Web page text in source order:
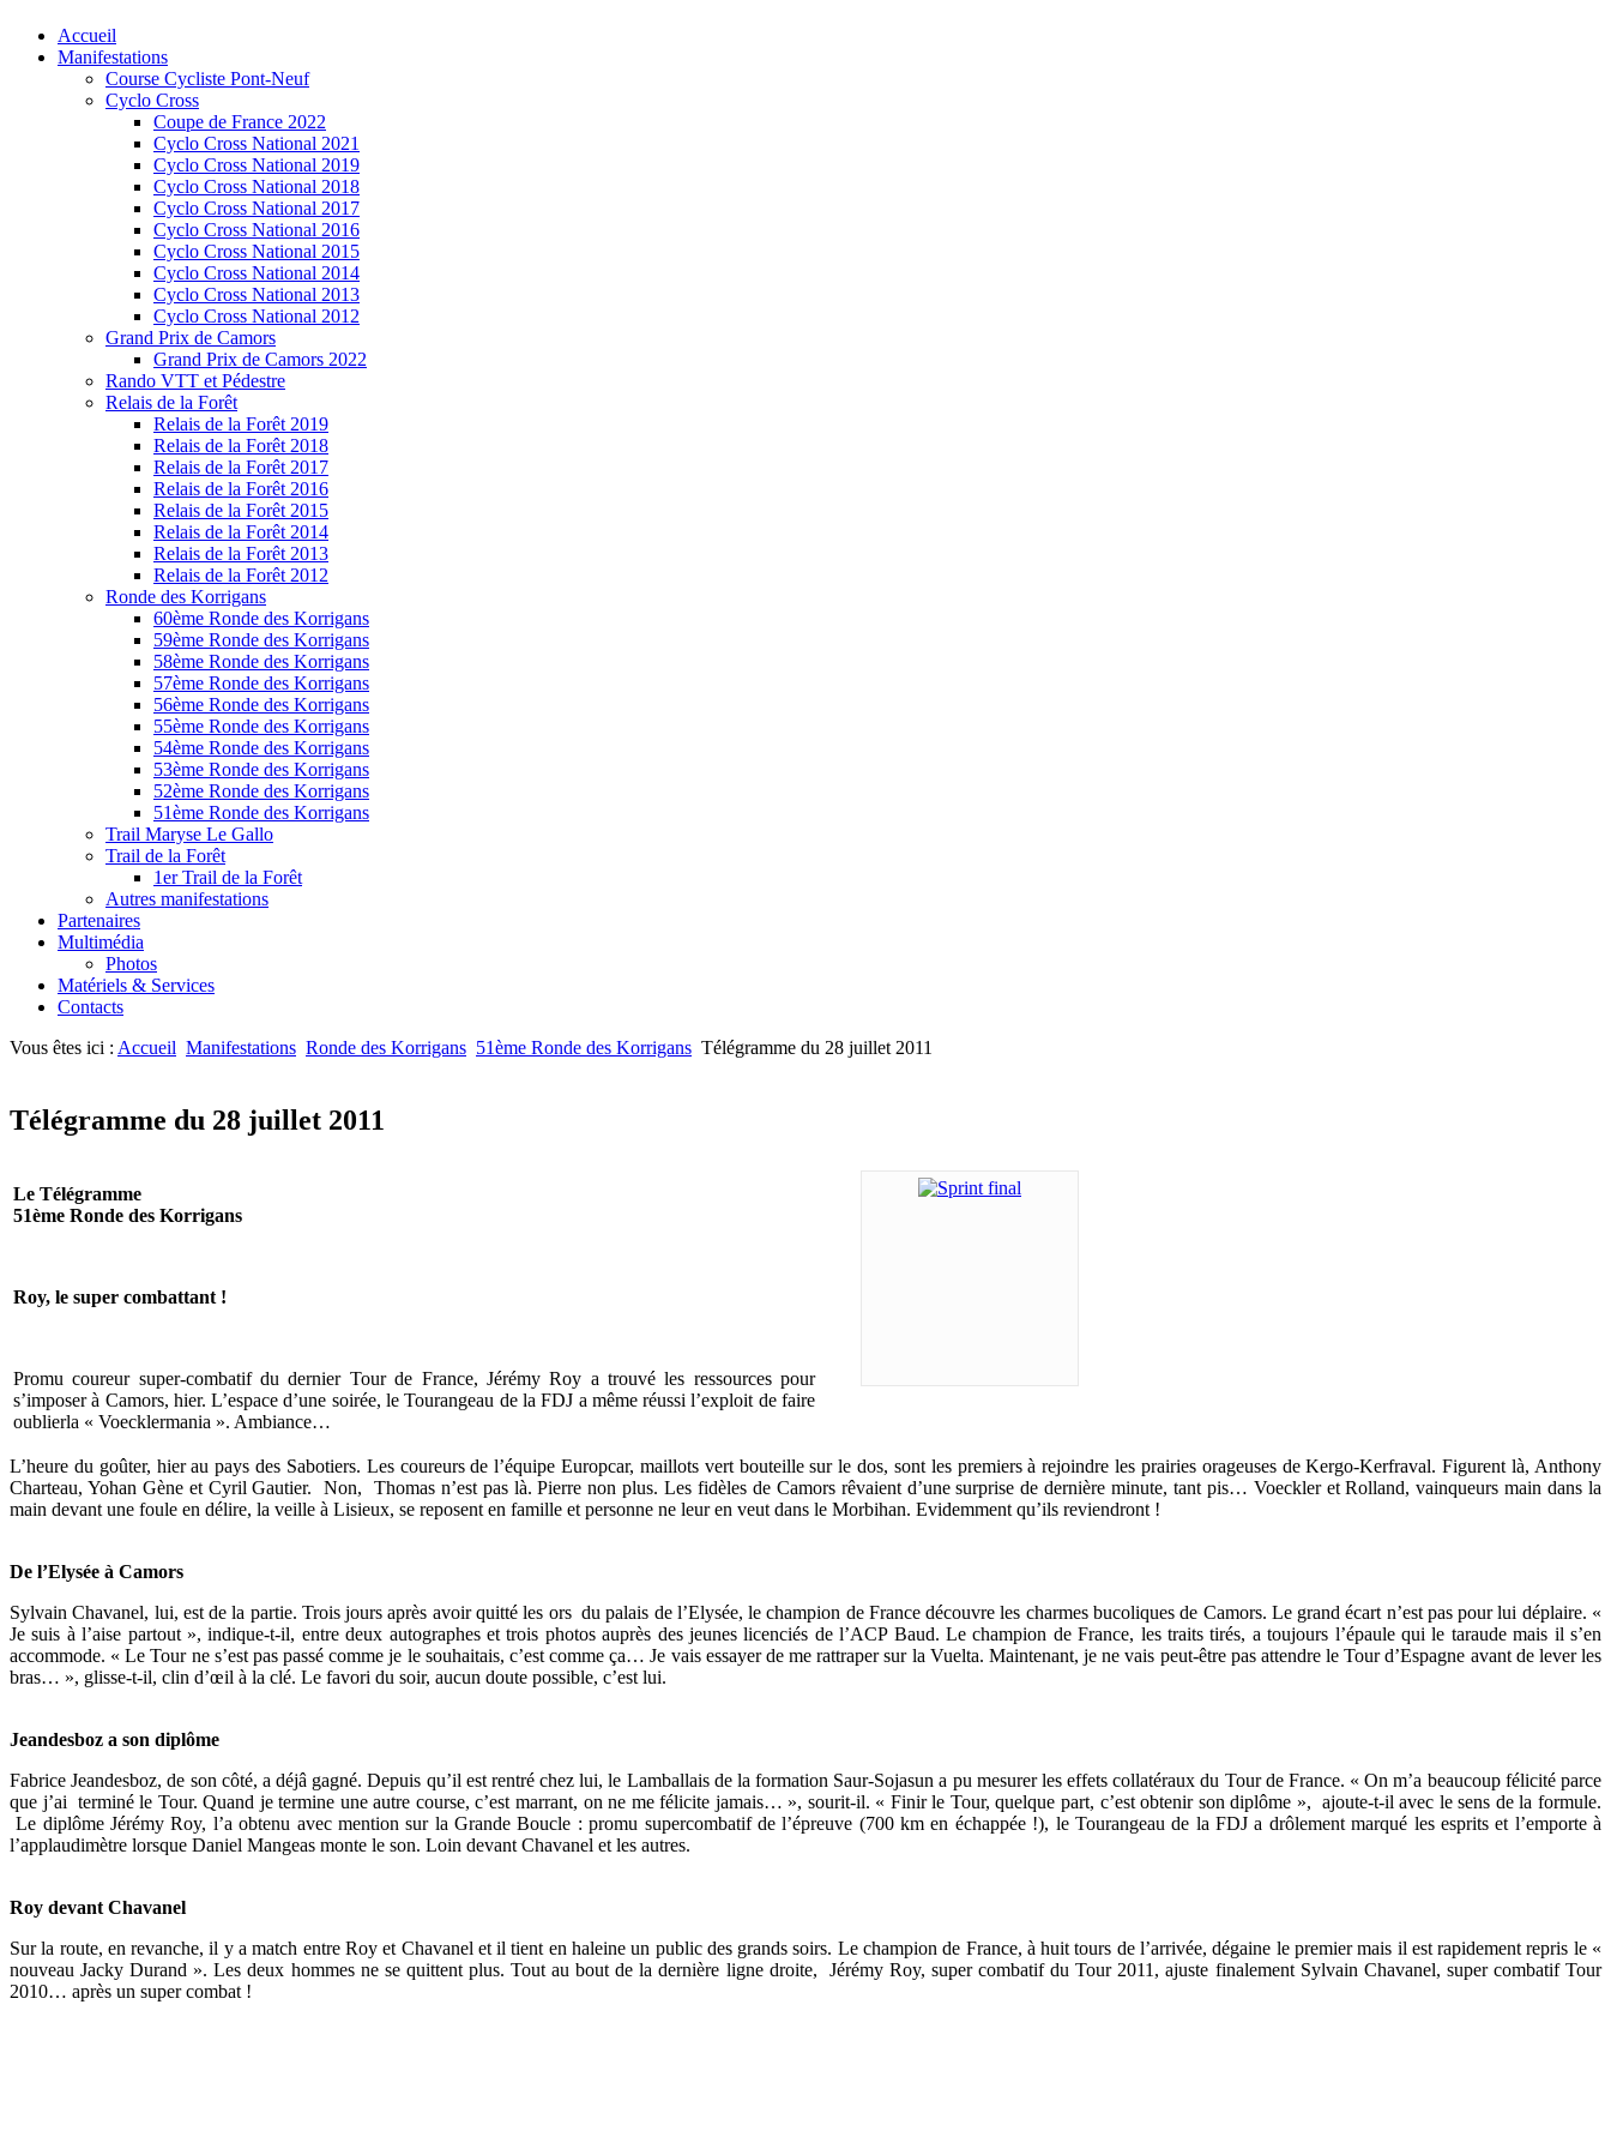
Accueil
Manifestations
Course Cycliste Pont-Neuf
Cyclo Cross
Coupe de France 2022
Cyclo Cross National 2021
Cyclo Cross National 2019
Cyclo Cross National 2018
Cyclo Cross National 2017
Cyclo Cross National 2016
Cyclo Cross National 2015
Cyclo Cross National 2014
Cyclo Cross National 2013
Cyclo Cross National 2012
Grand Prix de Camors
Grand Prix de Camors 2022
Rando VTT et Pédestre
Relais de la Forêt
Relais de la Forêt 2019
Relais de la Forêt 2018
Relais de la Forêt 2017
Relais de la Forêt 2016
Relais de la Forêt 2015
Relais de la Forêt 2014
Relais de la Forêt 2013
Relais de la Forêt 2012
Ronde des Korrigans
60ème Ronde des Korrigans
59ème Ronde des Korrigans
58ème Ronde des Korrigans
57ème Ronde des Korrigans
56ème Ronde des Korrigans
55ème Ronde des Korrigans
54ème Ronde des Korrigans
53ème Ronde des Korrigans
52ème Ronde des Korrigans
51ème Ronde des Korrigans
Trail Maryse Le Gallo
Trail de la Forêt
1er Trail de la Forêt
Autres manifestations
Partenaires
Multimédia
Photos
Matériels & Services
Contacts
Vous êtes ici : Accueil Manifestations Ronde des Korrigans 51ème Ronde des Korrigans Télégramme du 28 juillet 2011
Télégramme du 28 juillet 2011
Le Télégramme
51ème Ronde des Korrigans
Roy, le super combattant !
Promu coureur super-combatif du dernier Tour de France, Jérémy Roy a trouvé les ressources pour
s’imposer à Camors, hier.L’espace d’une soirée, le Tourangeau de la FDJ a même réussi l’exploit de faire
oublierla « Voecklermania ». Ambiance…
L’heure du goûter, hier au pays des Sabotiers. Les coureurs de l’équipe Europcar, maillots vert bouteille sur le dos, sont les premiers à rejoindre les prairies orageuses de Kergo-Kerfraval. Figurent là, Anthony
Charteau, Yohan Gène et Cyril Gautier. Non, Thomas n’est pas là. Pierre non plus. Les fidèles de Camors rêvaient d’une surprise de dernière minute, tant pis… Voeckler et Rolland, vainqueurs main dans la
main devant une foule en délire, la veille à Lisieux, se reposent en famille et personne ne leur en veut dans le Morbihan. Evidemment qu’ils reviendront !
De l’Elysée à Camors
Sylvain Chavanel, lui, est de la partie. Trois jours après avoir quitté les ors du palais de l’Elysée, le champion de France découvre les charmes bucoliques de Camors. Le grand écart n’est pas pour lui déplaire. «
Je suis à l’aise partout », indique-t-il, entre deux autographes et trois photos auprès des jeunes licenciés de l’ACP Baud. Le champion de France, les traits tirés, a toujours l’épaule qui le taraude mais il s’en
accommode. « Le Tour ne s’est pas passé comme je le souhaitais, c’est comme ça… Je vais essayer de me rattraper sur la Vuelta. Maintenant, je ne vais peut-être pas attendre le Tour d’Espagne avant de lever les
bras… », glisse-t-il, clin d’œil à la clé. Le favori du soir, aucun doute possible, c’est lui.
Jeandesboz a son diplôme
Fabrice Jeandesboz, de son côté, a déjâ gagné. Depuis qu’il est rentré chez lui, le Lamballais de la formation Saur-Sojasun a pu mesurer les effets collatéraux du Tour de France. « On m’a beaucoup félicité parce
que j’ai terminé le Tour. Quand je termine une autre course, c’est marrant, on ne me félicite jamais… », sourit-il. « Finir le Tour, quelque part, c’est obtenir son diplôme », ajoute-t-il avec le sens de la formule.
Le diplôme Jérémy Roy, l’a obtenu avec mention sur la Grande Boucle : promu supercombatif de l’épreuve (700 km en échappée !), le Tourangeau de la FDJ a drôlement marqué les esprits et l’emporte à
l’applaudimètre lorsque Daniel Mangeas monte le son. Loin devant Chavanel et les autres.
Roy devant Chavanel
Sur la route, en revanche, il y a match entre Roy et Chavanel et il tient en haleine un public des grands soirs. Le champion de France, à huit tours de l’arrivée, dégaine le premier mais il est rapidement repris le «
nouveau Jacky Durand ». Les deux hommes ne se quittent plus. Tout au bout de la dernière ligne droite, Jérémy Roy, super combatif du Tour 2011, ajuste finalement Sylvain Chavanel, super combatif Tour
2010… après un super combat !